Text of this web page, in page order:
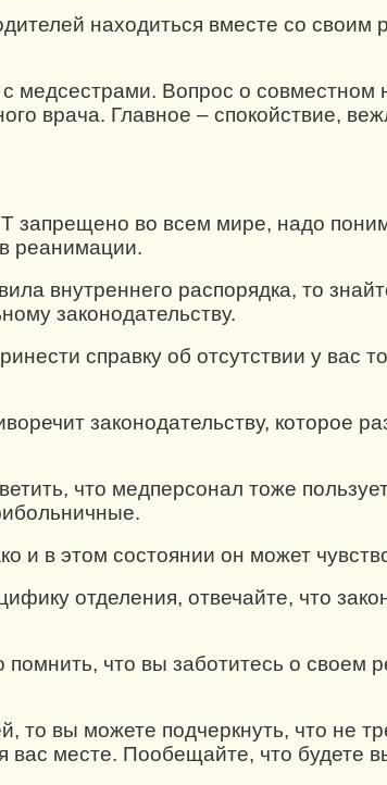
находиться вместе со своим
медсестрами. Вопрос о совместном
врача. Главное – спокойствие,
во всем мире, надо
реанимации.
внутреннего распорядка, то
законодательству.
справку об отсутствии у вас
законодательству, которое
что медперсонал тоже
и в этом состоянии он может
отделения, отвечайте, что
что вы заботитесь о своем
то вы можете подчеркнуть, что не
месте. Пообещайте, что будете